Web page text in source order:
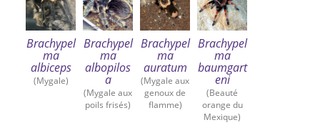
Brachypel
ma
albiceps
(Mygale)
Brachypel
ma
albopilos
a
(Mygale aux
poils frisés)
Brachypel
ma
auratum
(Mygale aux
genoux de
flamme)
Brachypel
ma
baumgart
eni
(Beauté
orange du
Mexique)